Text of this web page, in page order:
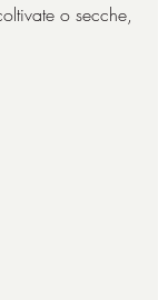
o secche,